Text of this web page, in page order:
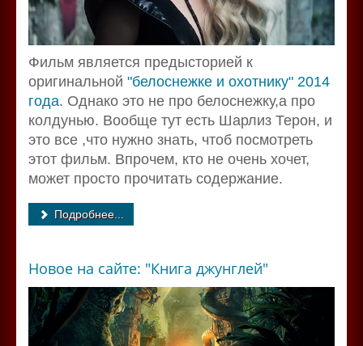
Фильм является предысторией к
оригинальной "белоснежке и охотнику" 2014
года. Однако это не про белоснежку,а про
колдунью. Вообще тут есть Шарлиз Терон, и
это все ,что нужно знать, чтоб посмотреть
этот фильм. Впрочем, кто не очень хочет,
может просто прочитать содержание.
Подробнее...
Новое на сайте: "Книга джунглей"